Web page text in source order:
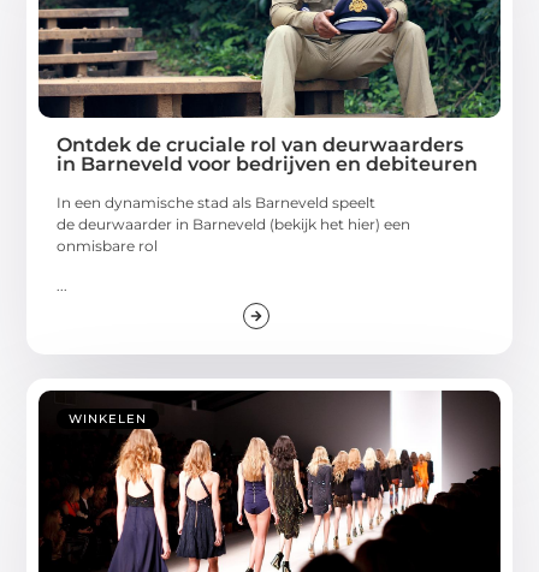
Ontdek de cruciale rol van deurwaarders
in Barneveld voor bedrijven en debiteuren
In een dynamische stad als Barneveld speelt
de deurwaarder in Barneveld (bekijk het hier) een
onmisbare rol
WINKELEN